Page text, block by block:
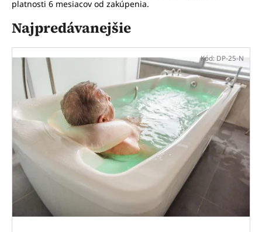
platnosti 6 mesiacov od zakúpenia.
Najpredávanejšie
V
s
p
r
o
d
u
k
t
Kód: DP-25-N
r
e
b
e
t
e
n
á
j
s
ť